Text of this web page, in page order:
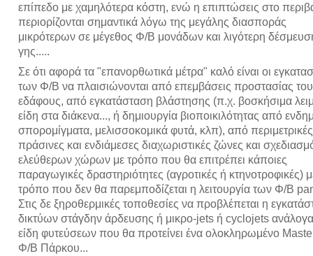
επίπεδο με χαμηλότερα κόστη, ενώ η επιπτώσεις στο
περιορίζονται σημαντικά λόγω της μεγάλης διασποράς
μικρότερων σε μέγεθος Φ/Β μονάδων και λιγότερη
γης.....
Σε ότι αφορά τα "επανορθωτικά μέτρα" καλό είναι οι
των Φ/Β να πλαισιώνονται από επεμβάσεις προστασίας του
εδάφους, από εγκατάσταση βλάστησης (π.χ. βοσκήσιμα
είδη στα διάκενα..., ή δημιουργία βιοποικιλότητας από
σπορομίγματα, μελισσοκομικά φυτά, κλπ), από περιμετρικές
πράσινες και ενδιάμεσες διαχωριστικές ζώνες και
ελεύθερων χώρων με τρόπο που θα επιτρέπει κάποιες
παραγωγικές δραστηριότητες (αγροτικές ή κτηνοτροφικές)
τρόπο που δεν θα παρεμποδίζεται η λειτουργία των Φ/Β
Στις δε ξηροθερμικές τοποθεσίες να προβλέπεται η
δικτύων στάγδην άρδευσης ή μικρο-jets ή cyclojets
είδη φυτεύσεων που θα προτείνει ένα ολοκληρωμένο
Φ/Β Πάρκου...